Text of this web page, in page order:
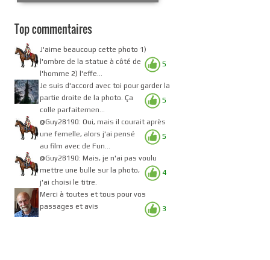
Top commentaires
5
J'aime beaucoup cette photo 1)
l'ombre de la statue à côté de
l'homme 2) l'effe...
5
Je suis d'accord avec toi pour garder la
partie droite de la photo. Ça
colle parfaitemen...
5
@Guy28190: Oui, mais il courait après
une femelle, alors j'ai pensé
au film avec de Fun...
4
@Guy28190: Mais, je n'ai pas voulu
mettre une bulle sur la photo,
j'ai choisi le titre.
3
Merci à toutes et tous pour vos
passages et avis